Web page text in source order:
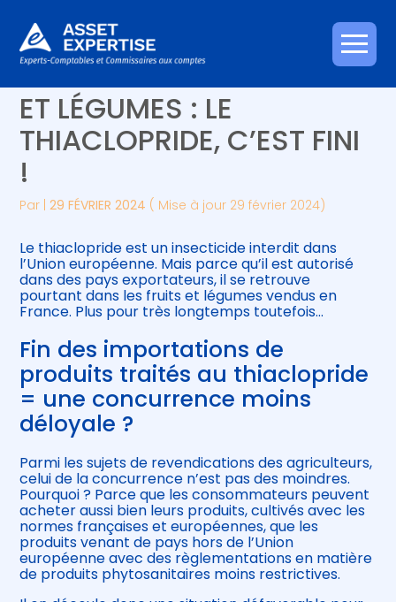
Aller
au
Créer et reprendre une activité
Gérer votre quotidien
Piloter votre entreprise
Développer votre entreprise
Être prêt pour la facturation
électronique
Piloter votre gestion
Suivre votre comptabilité
Gérer vos ressources humaines
IMPORTATIONS DE FRUITS
ET LÉGUMES : LE
THIACLOPRIDE, C’EST FINI
!
Par |29 FÉVRIER 2024 ( Mise à jour 29 février 2024)
Le thiaclopride est un insecticide interdit dans
l’Union européenne. Mais parce qu’il est autorisé
dans des pays exportateurs, il se retrouve
pourtant dans les fruits et légumes vendus en
France. Plus pour très longtemps toutefois…
Fin des importations de
produits traités au thiaclopride
= une concurrence moins
déloyale ?
Parmi les sujets de revendications des agriculteurs,
celui de la concurrence n’est pas des moindres.
Pourquoi ? Parce que les consommateurs peuvent
acheter aussi bien leurs produits, cultivés avec les
normes françaises et européennes, que les
produits venant de pays hors de l’Union
européenne avec des règlementations en matière
de produits phytosanitaires moins restrictives.